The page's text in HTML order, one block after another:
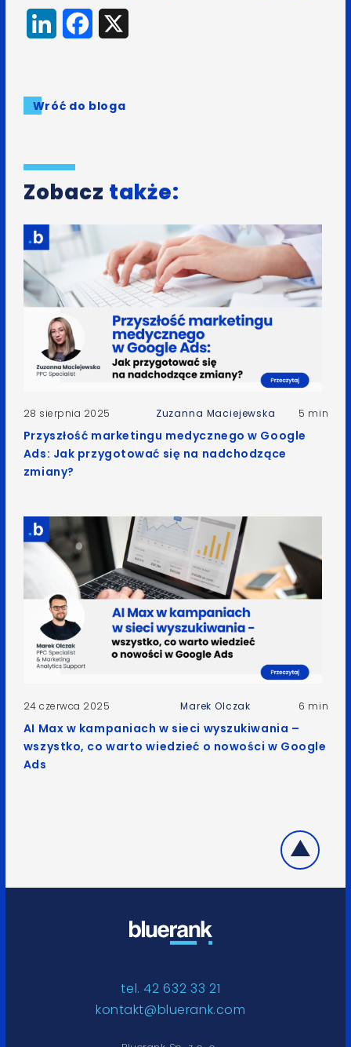
LinkedInFacebook
Wróć do bloga
Zobacz także:
28 sierpnia 2025 Zuzanna Maciejewska 5 min
Przyszłość marketingu medycznego w Google
Ads: Jak przygotować się na nadchodzące
zmiany?
24 czerwca 2025 Marek Olczak 6 min
AI Max w kampaniach w sieci wyszukiwania –
wszystko, co warto wiedzieć o nowości w Google
Ads
tel. 42 632 33 21
kontakt@bluerank.com